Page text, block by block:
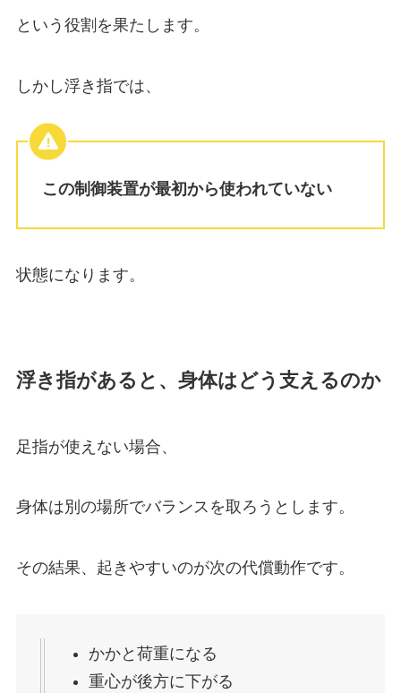
という役割を果たします。
しかし浮き指では、
この制御装置が最初から使われていない
状態になります。
浮き指があると、身体はどう支えるのか
足指が使えない場合、
身体は別の場所でバランスを取ろうとします。
その結果、起きやすいのが次の代償動作です。
かかと荷重になる
重心が後方に下がる